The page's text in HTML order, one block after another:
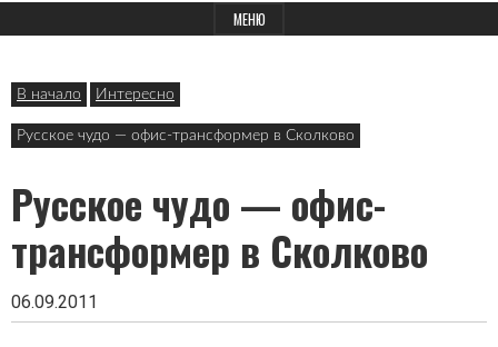
для
в
заголовке
МЕНЮ
В начало Интересно
Русское чудо — офис-трансформер в Сколково
Русское чудо — офис-
трансформер в Сколково
06.09.2011